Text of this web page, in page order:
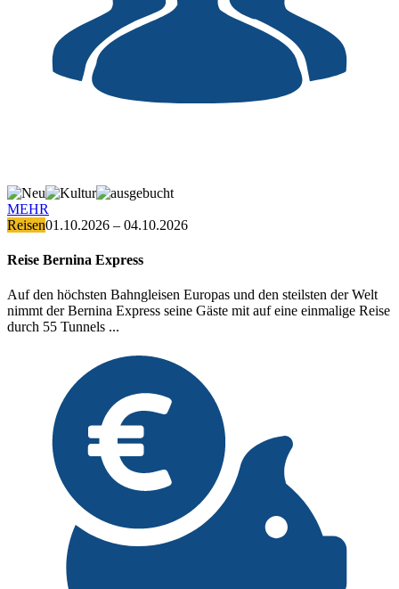
MEHR
Reisen01.10.2026 – 04.10.2026
Reise Bernina Express
Auf den höchsten Bahngleisen Europas und den steilsten der Welt
nimmt der Bernina Express seine Gäste mit auf eine einmalige Reise
durch 55 Tunnels ...